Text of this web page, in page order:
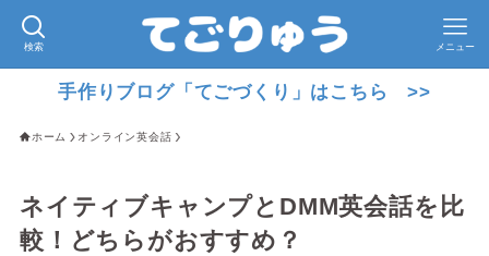
検索 メニュー
手作りブログ「てごづくり」はこちら >>
ホーム オンライン英会話
ネイティブキャンプとDMM英会話を比
較！どちらがおすすめ？